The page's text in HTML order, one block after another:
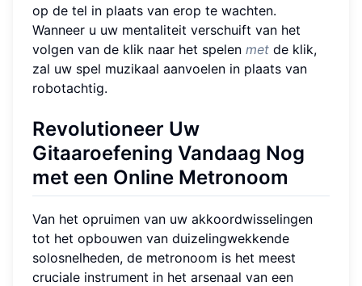
op de tel in plaats van erop te wachten.
Wanneer u uw mentaliteit verschuift van het
volgen van de klik naar het spelen met de klik,
zal uw spel muzikaal aanvoelen in plaats van
robotachtig.
Revolutioneer Uw
Gitaaroefening Vandaag Nog
met een Online Metronoom
Van het opruimen van uw akkoordwisselingen
tot het opbouwen van duizelingwekkende
solosnelheden, de metronoom is het meest
cruciale instrument in het arsenaal van een